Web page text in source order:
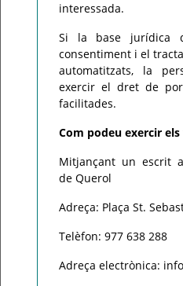
interessada.
Si la base jurídica
consentiment i el
automatitzats, la
exercir el dret de
facilitades.
Com podeu exercir
Mitjançant un escrit
de Querol
Adreça: Plaça St.
Telèfon: 977 638 288
Adreça electrònica: